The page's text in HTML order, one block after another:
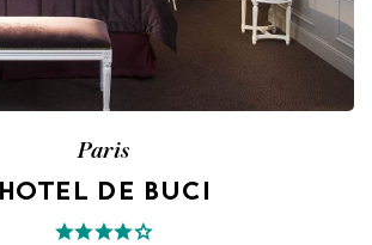
Paris
HOTEL DE BUCI